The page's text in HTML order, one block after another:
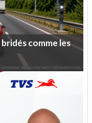
bridéscommeles